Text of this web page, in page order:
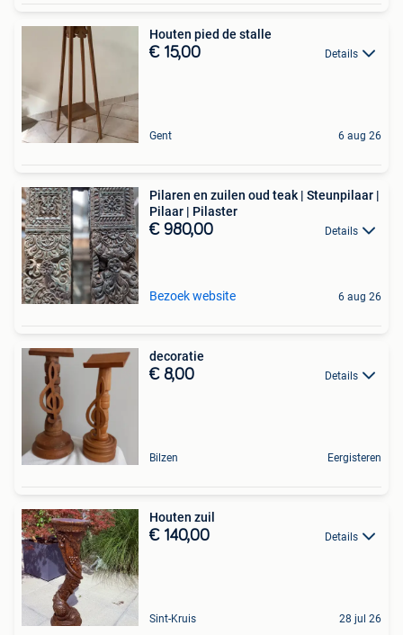
Houten pied de stalle
€ 15,00 Details
Gent 6 aug 26
Pilaren en zuilen oud teak | Steunpilaar |
Pilaar | Pilaster
€ 980,00 Details
Bezoek website 6 aug 26
decoratie
€ 8,00 Details
Bilzen Eergisteren
Houten zuil
€ 140,00 Details
Sint-Kruis 28 jul 26